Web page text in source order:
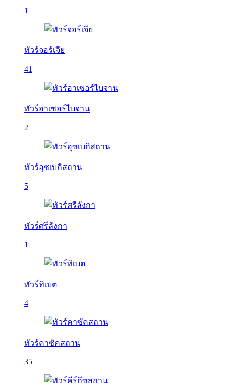
1
ทัวร์จอร์เจีย
41
ทัวร์อาเซอร์ไบจาน
2
ทัวร์อุซเบกิสถาน
5
ทัวร์ศรีลังกา
1
ทัวร์ทิเบต
4
ทัวร์คาซัคสถาน
35